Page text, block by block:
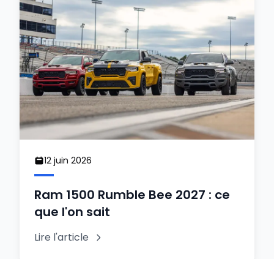
12 juin 2026
Ram 1500 Rumble Bee 2027 : ce
que l'on sait
Lire l'article